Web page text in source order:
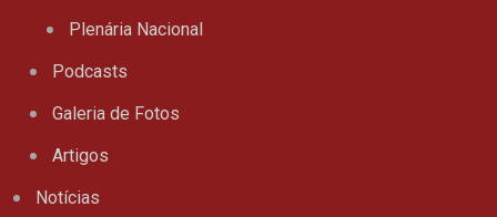
Plenária Nacional
Podcasts
Galeria de Fotos
Artigos
Notícias